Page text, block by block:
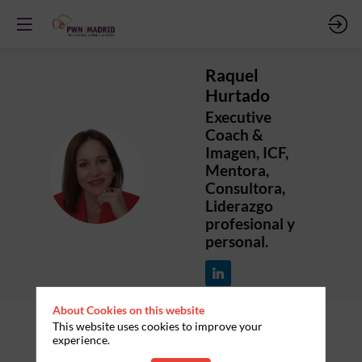
RH
Raquel
Hurtado
Executive
Coach &
Imagen, ICF,
Mentora,
Consultora,
Liderazgo
profesional y
personal.
About Cookies on this website
This website uses cookies to improve your
experience.